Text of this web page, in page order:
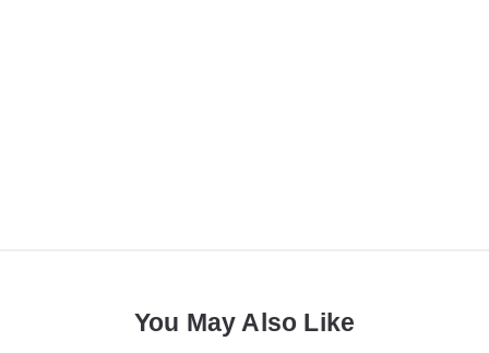
You May Also Like